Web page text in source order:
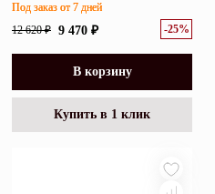
Наши салоны
Дизайнерам и архитекторам
Обратный звонок
12 620 ₽ 9 470 ₽ -25%
Под заказ от 7 дней
В корзину
Купить в 1 клик